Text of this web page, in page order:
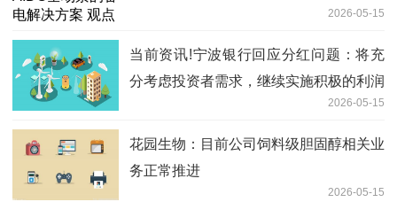
2026-05-15
当前资讯!宁波银行回应分红问题：将充
分考虑投资者需求，继续实施积极的利润
2026-05-15
花园生物：目前公司饲料级胆固醇相关业
务正常推进
2026-05-15